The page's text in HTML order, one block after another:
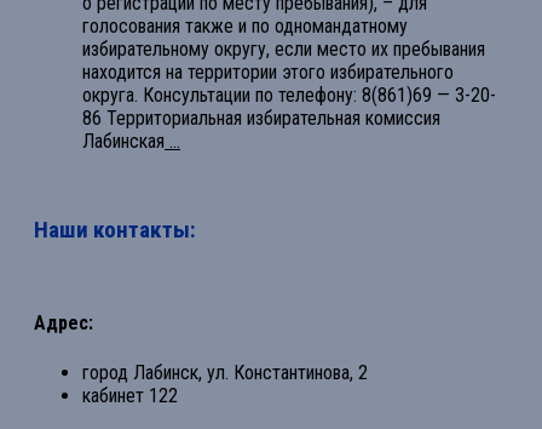
голосования также и по одномандатному
избирательному округу, если место их пребывания
находится на территории этого избирательного
округа. Консультации по телефону: 8(861)69 — 3-20-
86 Территориальная избирательная комиссия
Лабинская ...
Наши контакты:
Адрес:
город Лабинск, ул. Константинова, 2
кабинет 122